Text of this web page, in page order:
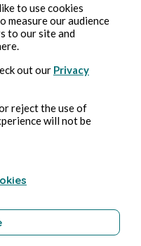
to use cookies
measure our audience
to our site and
out our Privacy
reject the use of
will not be